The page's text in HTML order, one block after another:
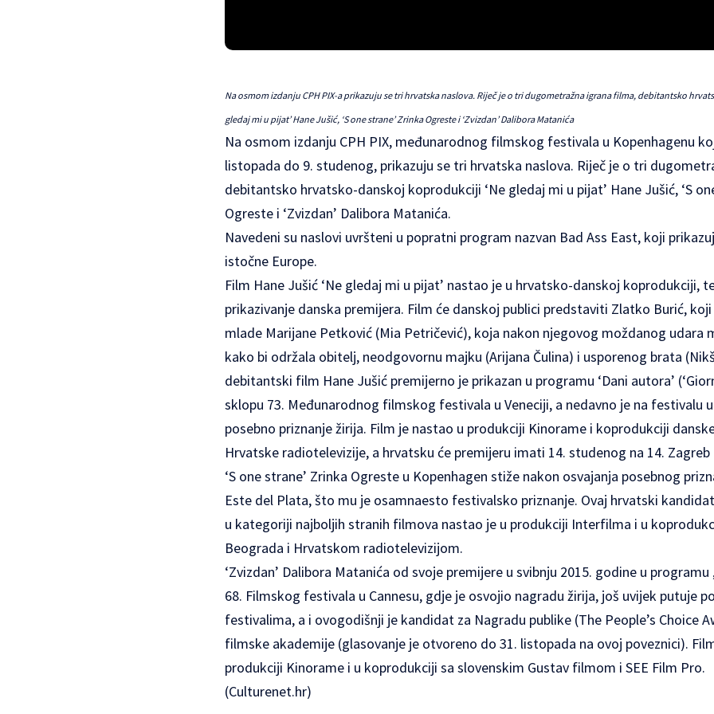
Na osmom izdanju CPH PIX-a prikazuju se tri hrvatska naslova. Riječ je o tri dugometražna igrana filma, debitantsko
gledaj mi u pijat’ Hane Jušić, ‘S one strane’ Zrinka Ogreste i ‘Zvizdan’ Dalibora Matanića
Na osmom izdanju CPH PIX, međunarodnog filmskog festivala u Kopenhagenu
listopada do 9. studenog, prikazuju se tri hrvatska naslova. Riječ je o tri
debitantsko hrvatsko-danskoj koprodukciji ‘Ne gledaj mi u pijat’ Hane Jušić, ‘S
Ogreste i ‘Zvizdan’ Dalibora Matanića.
Navedeni su naslovi uvršteni u popratni program nazvan Bad Ass East, koji
istočne Europe.
Film Hane Jušić ‘Ne gledaj mi u pijat’ nastao je u hrvatsko-danskoj koprodukciji,
prikazivanje danska premijera. Film će danskoj publici predstaviti Zlatko Burić,
mlade Marijane Petković (Mia Petričević), koja nakon njegovog moždanog udara
kako bi održala obitelj, neodgovornu majku (Arijana Čulina) i usporenog brata
debitantski film Hane Jušić premijerno je prikazan u programu ‘Dani autora’
sklopu 73. Međunarodnog filmskog festivala u Veneciji, a nedavno je na festivalu
posebno priznanje žirija. Film je nastao u produkciji Kinorame i koprodukciji
Hrvatske radiotelevizije, a hrvatsku će premijeru imati 14. studenog na 14. Zagreb
‘S one strane’ Zrinka Ogreste u Kopenhagen stiže nakon osvajanja posebnog
Este del Plata, što mu je osamnaesto festivalsko priznanje. Ovaj hrvatski
u kategoriji najboljih stranih filmova nastao je u produkciji Interfilma i u
Beograda i Hrvatskom radiotelevizijom.
‘Zvizdan’ Dalibora Matanića od svoje premijere u svibnju 2015. godine u
68. Filmskog festivala u Cannesu, gdje je osvojio nagradu žirija, još uvijek putuje
festivalima, a i ovogodišnji je kandidat za Nagradu publike (The People’s Choice
filmske akademije (glasovanje je otvoreno do 31. listopada na ovoj poveznici).
produkciji Kinorame i u koprodukciji sa slovenskim Gustav filmom i SEE Film Pro.
(Culturenet.hr)